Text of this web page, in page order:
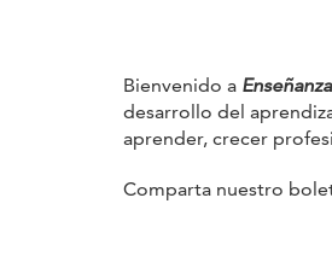
Bienvenido a
desarrollo del
aprender, crecer
Comparta nuestro